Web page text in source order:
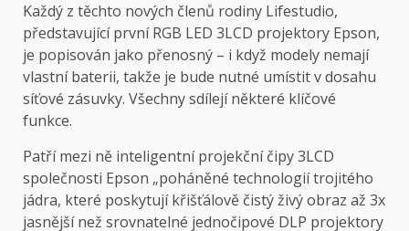
Každý z těchto nových členů rodiny Lifestudio,
představující první RGB LED 3LCD projektory Epson,
je popisován jako přenosný – i když modely nemají
vlastní baterii, takže je bude nutné umístit v dosahu
síťové zásuvky. Všechny sdílejí některé klíčové
funkce.
Patří mezi ně inteligentní projekční čipy 3LCD
společnosti Epson „poháněné technologií trojitého
jádra, které poskytují křišťálově čistý živý obraz až 3x
jasnější než srovnatelné jednočipové DLP projektory